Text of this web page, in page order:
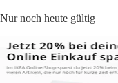
Nur noch heute gültig